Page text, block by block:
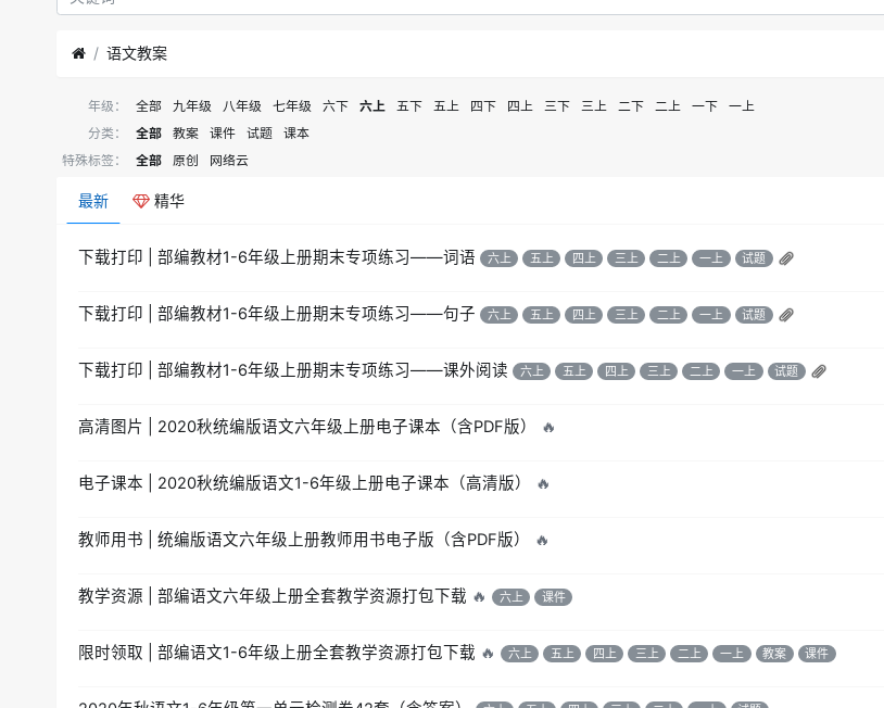
语文教案
年级： 全部 九年级 八年级 七年级 六下 六上 五下 五上 四下 四上 三下 三上 二下 二上 一下
一上
分类：
全部 教案 课件 试题
课本
特殊标签：
全部 原创 网络云
最新 精华
下载打印 | 部编教材1-6年级上册期末专项练习——词语 六上 五上 四上 三上 二上 一上 试题
下载打印 | 部编教材1-6年级上册期末专项练习——句子 六上 五上 四上 三上 二上 一上 试题
下载打印 | 部编教材1-6年级上册期末专项练习——课外阅读 六上 五上 四上 三上 二上 一上 试题
高清图片 | 2020秋统编版语文六年级上册电子课本（含PDF版） 🔥
电子课本 | 2020秋统编版语文1-6年级上册电子课本（高清版） 🔥
教师用书 | 统编版语文六年级上册教师用书电子版（含PDF版） 🔥
教学资源 | 部编语文六年级上册全套教学资源打包下载 🔥 六上 课件
限时领取 | 部编语文1-6年级上册全套教学资源打包下载 🔥 六上 五上 四上 三上 二上 一上 教案 课件